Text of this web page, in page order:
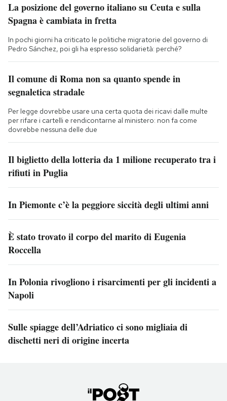
La posizione del governo italiano su Ceuta e sulla
Spagna è cambiata in fretta
In pochi giorni ha criticato le politiche migratorie del governo di
Pedro Sánchez, poi gli ha espresso solidarietà: perché?
Il comune di Roma non sa quanto spende in
segnaletica stradale
Per legge dovrebbe usare una certa quota dei ricavi dalle multe
per rifare i cartelli e rendicontarne al ministero: non fa come
dovrebbe nessuna delle due
Il biglietto della lotteria da 1 milione recuperato tra i
rifiuti in Puglia
In Piemonte c’è la peggiore siccità degli ultimi anni
È stato trovato il corpo del marito di Eugenia
Roccella
In Polonia rivogliono i risarcimenti per gli incidenti a
Napoli
Sulle spiagge dell’Adriatico ci sono migliaia di
dischetti neri di origine incerta